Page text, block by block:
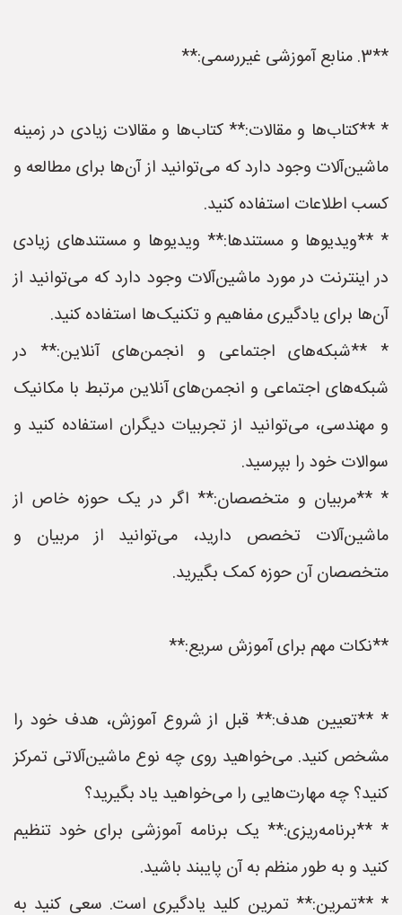
**3. منابع آموزشی غیررسمی:**
* **کتاب‌ها و مقالات:** کتاب‌ها و مقالات زیادی در زمینه
ماشین‌آلات وجود دارد که می‌توانید از آن‌ها برای مطالعه و
کسب اطلاعات استفاده کنید.
* **ویدیوها و مستندها:** ویدیوها و مستندهای زیادی
در اینترنت در مورد ماشین‌آلات وجود دارد که می‌توانید از
آن‌ها برای یادگیری مفاهیم و تکنیک‌ها استفاده کنید.
* **شبکه‌های اجتماعی و انجمن‌های آنلاین:** در
شبکه‌های اجتماعی و انجمن‌های آنلاین مرتبط با مکانیک
و مهندسی، می‌توانید از تجربیات دیگران استفاده کنید و
سوالات خود را بپرسید.
* **مربیان و متخصصان:** اگر در یک حوزه خاص از
ماشین‌آلات تخصص دارید، می‌توانید از مربیان و
متخصصان آن حوزه کمک بگیرید.
**نکات مهم برای آموزش سریع:**
* **تعیین هدف:** قبل از شروع آموزش، هدف خود را
مشخص کنید. می‌خواهید روی چه نوع ماشین‌آلاتی تمرکز
کنید؟ چه مهارت‌هایی را می‌خواهید یاد بگیرید؟
* **برنامه‌ریزی:** یک برنامه آموزشی برای خود تنظیم
کنید و به طور منظم به آن پایبند باشید.
* **تمرین:** تمرین کلید یادگیری است. سعی کنید به